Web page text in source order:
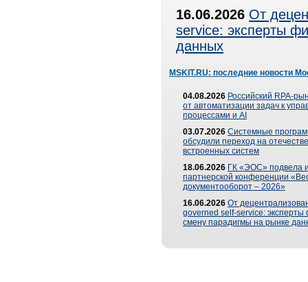
16.06.2026 От
service: эксперты
данных
MSKIT.RU: последние новости
04.08.2026 Российский RPA-
от автоматизации задач к
процессами и AI
03.07.2026 Системные
обсудили переход на
встроенных систем
18.06.2026 ГК «ЭОС» подвела
партнерской конференции
документооборот – 2026»
16.06.2026 От
governed self-service: эксперты
смену парадигмы на рынке